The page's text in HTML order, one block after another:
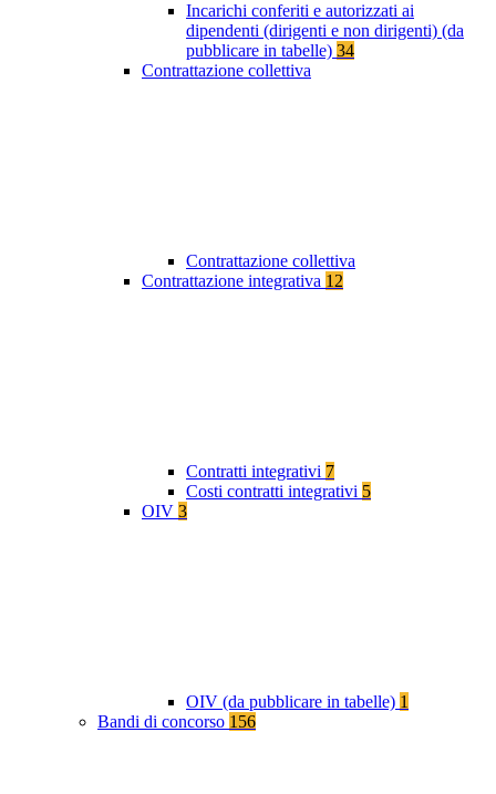
Incarichi conferiti e autorizzati ai
dipendenti (dirigenti e non dirigenti) (da
pubblicare in tabelle) 34
Contrattazione collettiva
Contrattazione collettiva
Contrattazione integrativa 12
Contratti integrativi 7
Costi contratti integrativi 5
OIV 3
OIV (da pubblicare in tabelle) 1
Bandi di concorso 156